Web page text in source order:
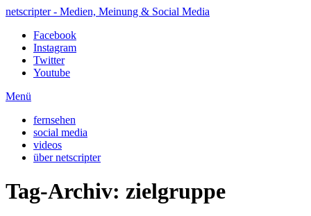
netscripter - Medien, Meinung & Social Media
Facebook
Instagram
Twitter
Youtube
Menü
fernsehen
social media
videos
über netscripter
Tag-Archiv: zielgruppe